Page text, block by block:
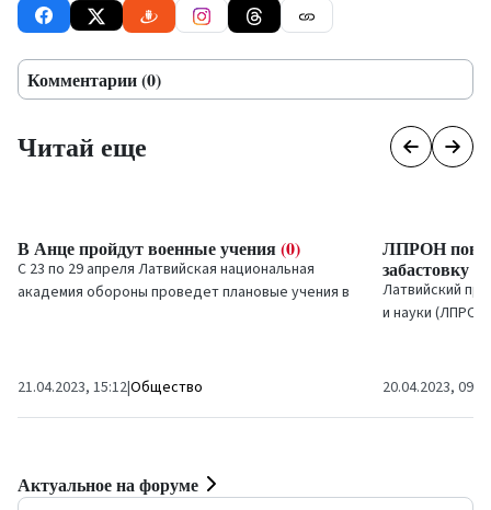
Комментарии (0)
Читай еще
В Анце пройдут военные учения(0)
С 23 по 29 апреля Латвийская национальная
академия обороны проведет плановые учения в
21.04.2023, 15:12|Общество
ЛПРОН
забастовку
Латвийский
и науки
20.04.2023, 09:10
Актуальное на форуме